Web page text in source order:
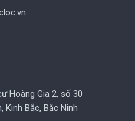
Hoàng Gia 2, số 30
Kinh Bắc, Bắc Ninh